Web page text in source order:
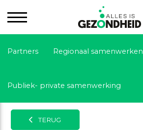
Partners Regionaal samenwerken
Publiek- private samenwerking
TERUG